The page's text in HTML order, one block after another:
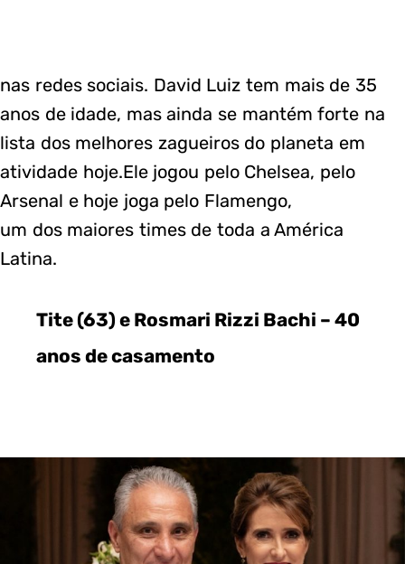
nas redes sociais. David Luiz tem mais de 35
anos de idade, mas ainda se mantém forte na
lista dos melhores zagueiros do planeta em
atividade hoje.Ele jogou pelo Chelsea, pelo
Arsenal e hoje joga pelo Flamengo,
um dos maiores times de toda a América
Latina.
Tite (63) e Rosmari Rizzi Bachi – 40
anos de casamento